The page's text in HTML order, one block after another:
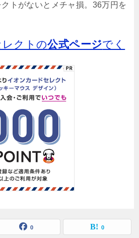
トがないとメチャ損。36万円を
クトの公式ページでく
0 0